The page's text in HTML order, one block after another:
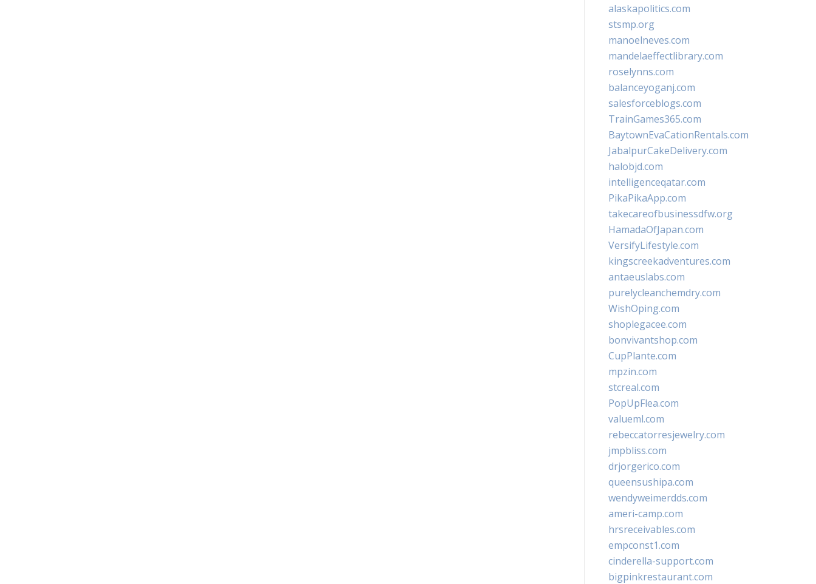
alaskapolitics.com
stsmp.org
manoelneves.com
mandelaeffectlibrary.com
roselynns.com
balanceyoganj.com
salesforceblogs.com
TrainGames365.com
BaytownEvaCationRentals.com
JabalpurCakeDelivery.com
halobjd.com
intelligenceqatar.com
PikaPikaApp.com
takecareofbusinessdfw.org
HamadaOfJapan.com
VersifyLifestyle.com
kingscreekadventures.com
antaeuslabs.com
purelycleanchemdry.com
WishOping.com
shoplegacee.com
bonvivantshop.com
CupPlante.com
mpzin.com
stcreal.com
PopUpFlea.com
valueml.com
rebeccatorresjewelry.com
jmpbliss.com
drjorgerico.com
queensushipa.com
wendyweimerdds.com
ameri-camp.com
hrsreceivables.com
empconst1.com
cinderella-support.com
bigpinkrestaurant.com